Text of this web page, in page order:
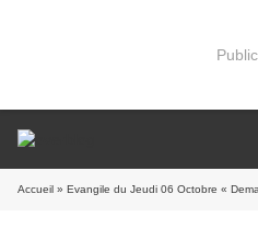
Accueil » Evangile du Jeudi 06 Octobre «